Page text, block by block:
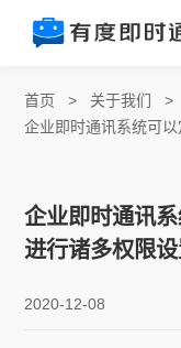
首页 > 关于我们
企业即时通讯系统可
企业即时通讯
进行诸多权限
2020-12-08